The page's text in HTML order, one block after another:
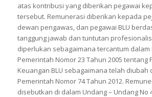
atas kontribusi yang diberikan pegawai
tersebut. Remunerasi diberikan kepada
dewan pengawas, dan pegawai BLU
tanggung jawab dan tuntutan
diperlukan sebagaimana tercantum dalam
Pemerintah Nomor 23 Tahun 2005 tentang
Keuangan BLU sebagaimana telah diubah
Pemerintah Nomor 74 Tahun 2012.
disebutkan di dalam Undang – Undang No